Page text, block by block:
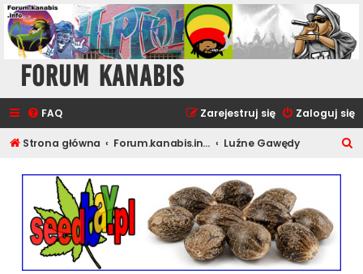
Forum Kanabis
FAQ Zaloguj się
Zarejestruj się
Strona główna Forum.kanabis.info - Inne Luźne Gawędy